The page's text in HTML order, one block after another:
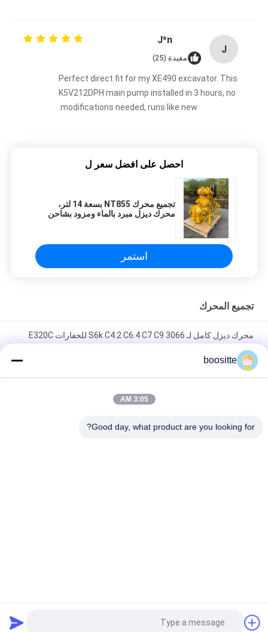
J
J*n
مفيدة (25)
Perfect direct fit for my XE490 excavator. This
K5V212DPH main pump installed in 3 hours, no
modifications needed, runs like new.
احصل على افضل سعر ل
تجميع محرك NT855 بسعة 14 لتر،
محرك ديزل مبرد بالماء ومزود بشاحن
استمر
تجميع المحرك
محرك ديزل كامل لـ 3066 S6k C4.2 C6.4 C7 C9 للحفارات E320C
E320B E320D E200B
محرك ديزل أصلي 3605981 C13 بقوة 328 كيلوواط عند 2100 دورة
Deere 4045 6068 Power Tech 4.5 لتر 6.8 لتر جديد ومتين 100%
صمام تصريف الحفار
boositte
3:05 AM
Good day, what product are you looking for?